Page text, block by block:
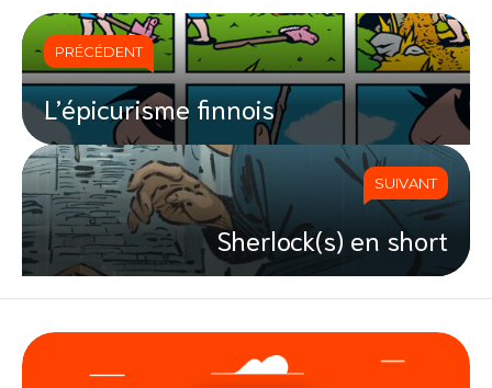
PRÉCÉDENT
L’épicurisme finnois
SUIVANT
Sherlock(s) en short